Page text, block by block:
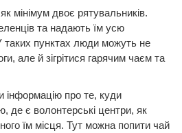
мінімум двоє рятувальників.
та надають їм усю
таких пунктах люди можуть не
але й зігрітися гарячим чаєм та
інформацію про те, куди
де є волонтерські центри, як
їм місця. Тут можна попити чай